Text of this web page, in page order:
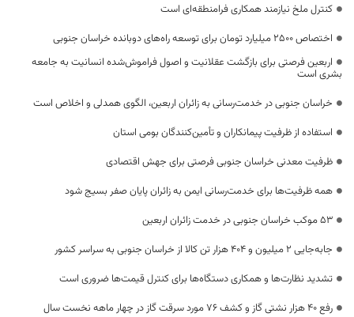
کنترل ملخ نیازمند همکاری فرامنطقه‌ای است
اختصاص 2500 میلیارد تومان برای توسعه راه‌های دوبانده خراسان جنوبی
اربعین فرصتی برای بازگشت عقلانیت و اصول فراموش‌شده انسانیت به جامعه
بشری است
خراسان جنوبی در خدمت‌رسانی به زائران اربعین، الگوی همدلی و اخلاص است
استفاده از ظرفیت پیمانکاران و تأمین‌کنندگان بومی استان
ظرفیت معدنی خراسان جنوبی فرصتی برای جهش اقتصادی
همه ظرفیت‌ها برای خدمت‌رسانی ایمن به زائران پایان صفر بسیج شود
53 موکب خراسان جنوبی در خدمت زائران اربعین
جابه‌جایی 2 میلیون و 404 هزار تن کالا از خراسان جنوبی به سراسر کشور
تشدید نظارت‌ها و همکاری دستگاه‌ها برای کنترل قیمت‌ها ضروری است
رفع 40 هزار نشتی گاز و کشف 76 مورد سرقت گاز در چهار ماهه نخست سال